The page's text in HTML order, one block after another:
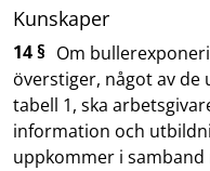
Kunskaper
14 § Om
överstiger, något av de
tabell 1, ska
information och
uppkommer i